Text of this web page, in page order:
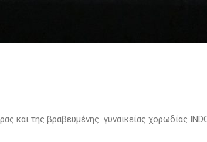
και της βραβευμένης γυναικείας χορωδίας